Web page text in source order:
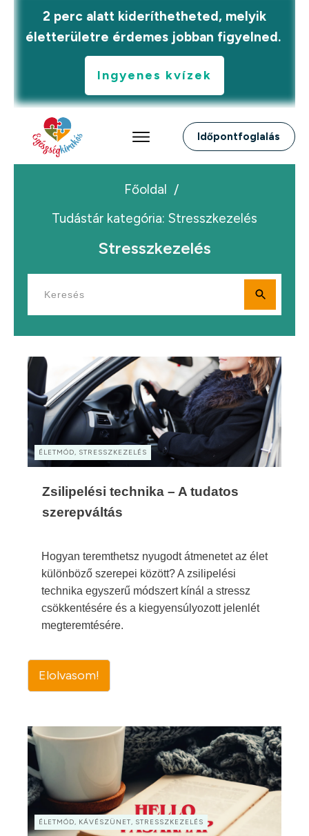
2 perc alatt kideríthetheted, melyik
életterületre érdemes jobban figyelned.
Ingyenes kvízek
Időpontfoglalás
Főoldal /
Tudástár kategória: Stresszkezelés
Stresszkezelés
ÉLETMÓD, STRESSZKEZELÉS
Zsilipelési technika – A tudatos
szerepváltás
Hogyan teremthetsz nyugodt átmenetet az élet
különböző szerepei között? A zsilipelési
technika egyszerű módszert kínál a stressz
csökkentésére és a kiegyensúlyozott jelenlét
megteremtésére.
Elolvasom!
ÉLETMÓD, KÁVÉSZÜNET, STRESSZKEZELÉS